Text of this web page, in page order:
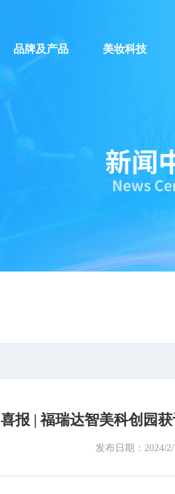
品牌及产品 美妆科技
喜报 | 福瑞达智美科创园
发布日期： 2024/